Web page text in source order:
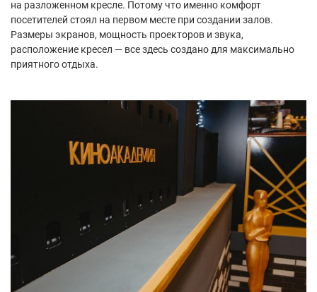
на разложенном кресле. Потому что именно комфорт
посетителей стоял на первом месте при создании залов.
Размеры экранов, мощность проекторов и звука,
расположение кресел — все здесь создано для максимально
приятного отдыха.